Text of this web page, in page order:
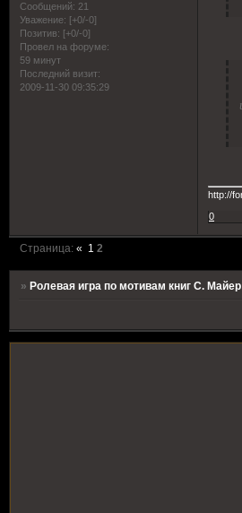
Сообщений: 21
Уважение: [+0/-0]
Позитив: [+0/-0]
Провел на форуме:
59 минут
Последний визит:
2009-11-30 09:35:29
http://
0
Страница:« 1 2
»Ролевая игра по мотивам книг С. Майер